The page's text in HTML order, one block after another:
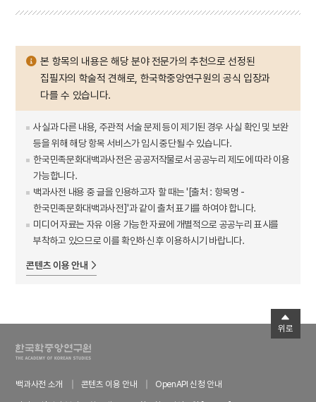
본 항목의 내용은 해당 분야 전문가의 추천으로 선정된
집필자의 학술적 견해로, 한국학중앙연구원의 공식 입장과
다를 수 있습니다.
사실과 다른 내용, 주관적 서술 문제 등이 제기된 경우 사실 확인 및 보완
등을 위해 해당 항목 서비스가 임시 중단될 수 있습니다.
한국민족문화대백과사전은 공공저작물로서 공공누리 제도에 따라 이용
가능합니다.
백과사전 내용 중 글을 인용하고자 할 때는 '[출처 : 항목명 -
한국민족문화대백과사전]'과 같이 출처 표기를 하여야 합니다.
미디어 자료는 자유 이용 가능한 자료에 개별적으로 공공누리 표시를
부착하고 있으므로 이를 확인하신 후 이용하시기 바랍니다.
콘텐츠 이용 안내
백과사전 소개 콘텐츠 이용 안내
OpenAPI 신청 안내
위로